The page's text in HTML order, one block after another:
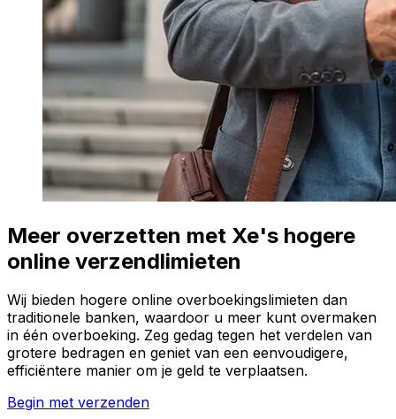
Meer overzetten met Xe's hogere
online verzendlimieten
Wij bieden hogere online overboekingslimieten dan
traditionele banken, waardoor u meer kunt overmaken
in één overboeking. Zeg gedag tegen het verdelen van
grotere bedragen en geniet van een eenvoudigere,
efficiëntere manier om je geld te verplaatsen.
Begin met verzenden